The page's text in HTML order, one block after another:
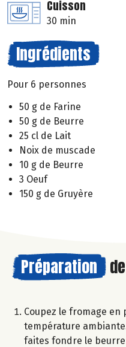
Cuisson
30 min
Ingrédients
Pour 6 personnes
50 g de Farine
50 g de Beurre
25 cl de Lait
Noix de muscade
10 g de Beurre
3 Oeuf
150 g de Gruyère
Préparation
Coupez le fromage
température
faites fondre le